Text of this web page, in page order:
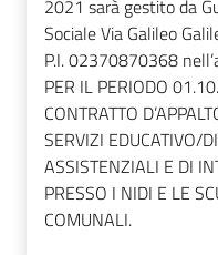
2021 sarà gestito da
Sociale Via Galileo
P.I. 02370870368
PER IL PERIODO
CONTRATTO
SERVIZI EDUCATIVO/
ASSISTENZIALI E DI
PRESSO I NIDI E LE
COMUNALI.